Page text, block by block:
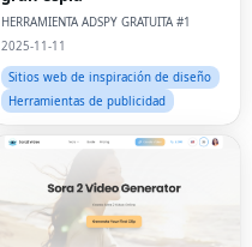
HERRAMIENTA ADSPY GRATUITA #1
2025-11-11
Sitios web de inspiración de diseño
Herramientas de publicidad